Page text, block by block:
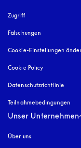
Zugrifföffnet sich in einem
Fälschungen
Cookie-Einstellungen
Cookie Policy
Datenschutzrichtlinie
Teilnahmebedingungen
Unser Unternehmen
Über uns